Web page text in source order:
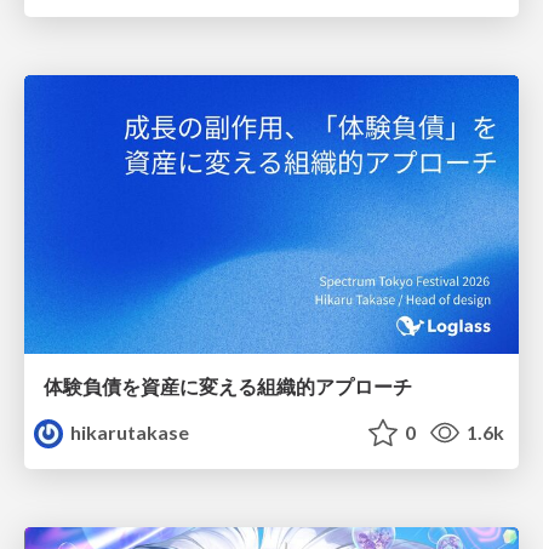
体験負債を資産に変える組織的アプローチ
hikarutakase
0 1.6k